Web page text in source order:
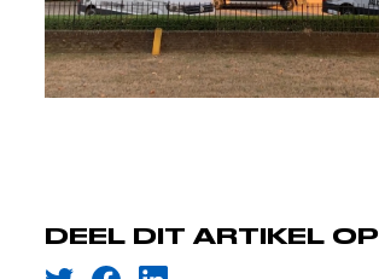
DEEL DIT ARTIKEL OP